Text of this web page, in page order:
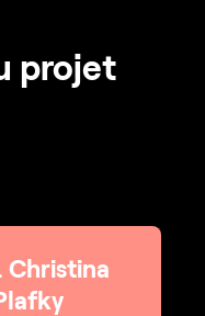
projet
Christina